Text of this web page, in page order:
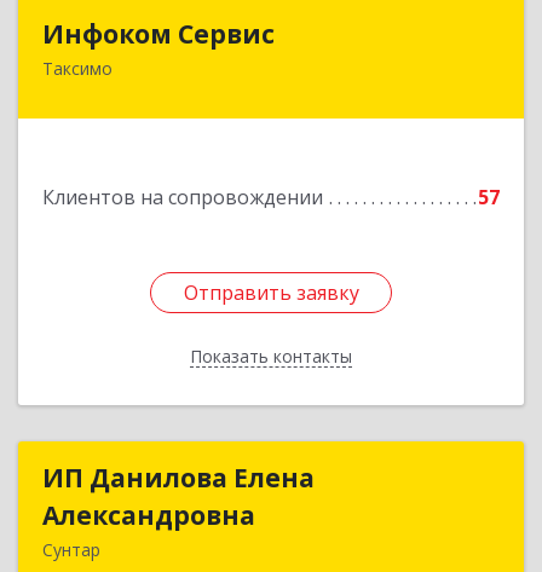
Инфоком Сервис
Таксимо
Клиентов на сопровождении 57
Отправить заявку
Показать контакты
671560, Республика Бурятия, Муйский р-н, пгт.
Отправить заявку
Назад
ИП Данилова Елена
Александровна
Сунтар
ИП Данилова Елена